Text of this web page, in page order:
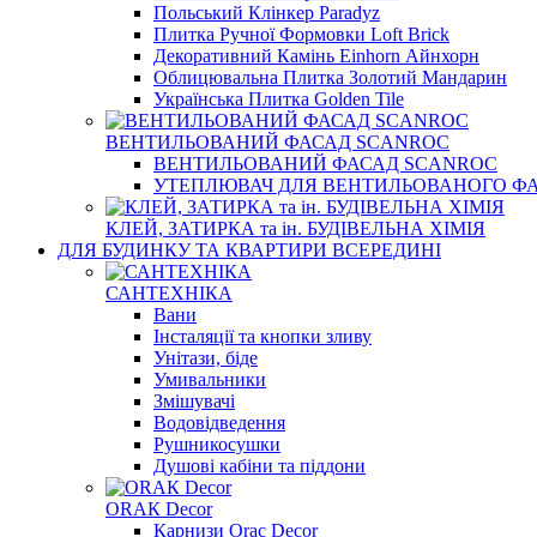
Польський Клінкер Paradyz
Плитка Ручної Формовки Loft Brick
Декоративний Камінь Einhorn Айнхорн
Облицювальна Плитка Золотий Мандарин
Українська Плитка Golden Tile
ВЕНТИЛЬОВАНИЙ ФАСАД SCANROC
ВЕНТИЛЬОВАНИЙ ФАСАД SCANROC
УТЕПЛЮВАЧ ДЛЯ ВЕНТИЛЬОВАНОГО
КЛЕЙ, ЗАТИРКА та ін. БУДІВЕЛЬНА ХІМІЯ
ДЛЯ БУДИНКУ ТА КВАРТИРИ ВСЕРЕДИНІ
САНТЕХНІКА
Вани
Інсталяції та кнопки зливу
Унітази, біде
Умивальники
Змішувачі
Водовідведення
Рушникосушки
Душові кабіни та піддони
ОRАК Decor
Карнизи Orac Decor